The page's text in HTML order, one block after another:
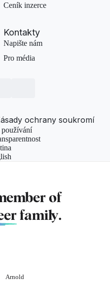
Ceník inzerce
Kontakty
Napište nám
Pro média
ochrany soukromí
of
family.
Arnold